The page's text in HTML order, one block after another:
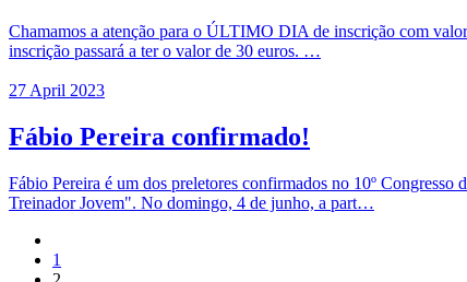
Chamamos a atenção para o ÚLTIMO DIA de inscrição com
inscrição passará a ter o valor de 30 euros. …
27 April 2023
Fábio Pereira confirmado!
Fábio Pereira é um dos preletores confirmados no 10º
Treinador Jovem". No domingo, 4 de junho, a part…
1